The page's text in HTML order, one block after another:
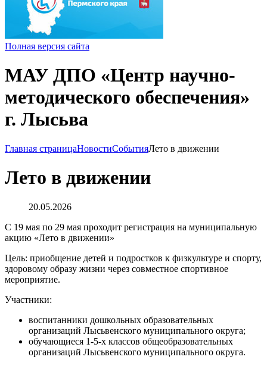
Полная версия сайта
МАУ ДПО «Центр научно-
методического обеспечения»
г. Лысьва
Главная страницаНовостиСобытияЛето в движении
Лето в движении
20.05.2026
С 19 мая по 29 мая проходит регистрация на муниципальную
акцию «Лето в движении»
Цель: приобщение детей и подростков к физкультуре и спорту,
здоровому образу жизни через совместное спортивное
мероприятие.
Участники:
воспитанники дошкольных образовательных
организаций Лысьвенского муниципального округа;
обучающиеся 1-5-х классов общеобразовательных
организаций Лысьвенского муниципального округа.